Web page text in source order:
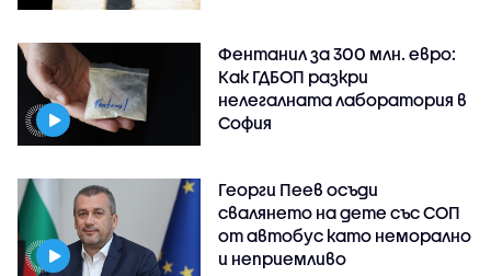
Фентанил за 300 млн. евро:
Как ГДБОП разкри
нелегалната лаборатория в
София
Георги Пеев осъди
свалянето на дете със СОП
от автобус като неморално
и неприемливо